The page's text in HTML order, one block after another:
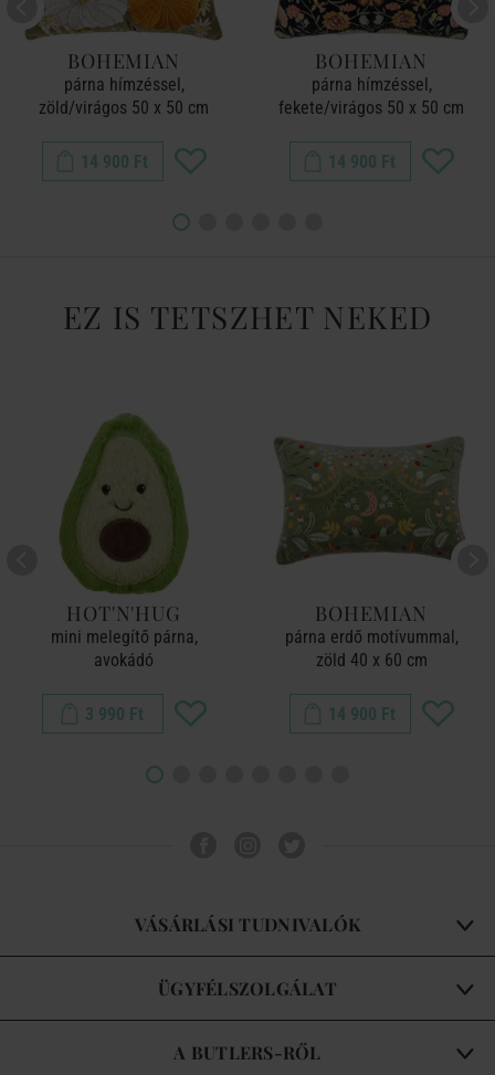
BOHEMIAN
párna hímzéssel,
zöld/virágos 50 x 50 cm
14 900 Ft
BOHEMIAN
párna hímzéssel,
fekete/virágos 50 x 50 cm
14 900 Ft
EZ IS TETSZHET NEKED
HOT'N'HUG
mini melegítő párna,
avokádó
3 990 Ft
BOHEMIAN
párna erdő motívummal,
zöld 40 x 60 cm
14 900 Ft
VÁSÁRLÁSI TUDNIVALÓK
ÜGYFÉLSZOLGÁLAT
A BUTLERS-RŐL